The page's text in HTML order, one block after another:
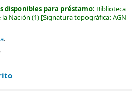
disponibles para préstamo: Biblioteca
Nación (1) Signatura topográfica:AGN
.